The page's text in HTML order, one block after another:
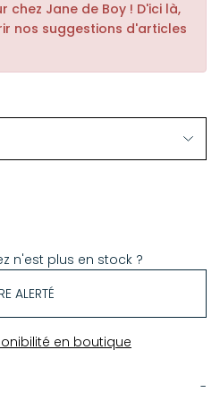
chez Jane de Boy ! D'ici là,
nos suggestions d'articles
n'est plus en stock ?
ALERTÉ
en boutique